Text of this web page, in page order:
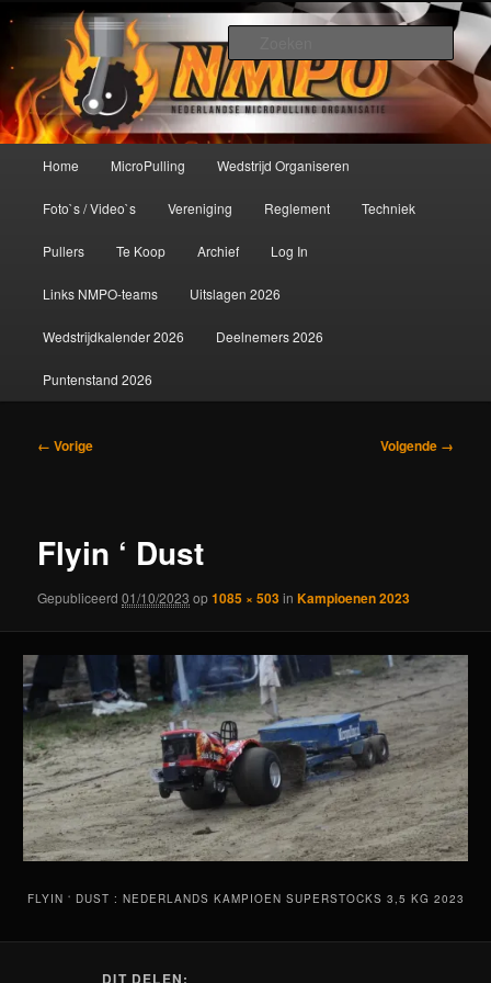
primaire
inhoudNederlandse MicroPulling
Organisatie
De meest krachtige modelbouwsport ter wereld!
Home MicroPulling Wedstrijd Organiseren
Foto`s / Video`s Vereniging Reglement Techniek
Pullers Te Koop Archief Log In
Links NMPO-teams Uitslagen 2026
Wedstrijdkalender 2026 Deelnemers 2026
Puntenstand 2026
Afbeeldingsnavigatie
← Vorige Volgende →
Flyin ‘ Dust
Gepubliceerd01/10/2023 op1085 × 503inKampioenen 2023
FLYIN ‘ DUST : NEDERLANDS KAMPIOEN SUPERSTOCKS 3,5 KG 2023
DIT DELEN: